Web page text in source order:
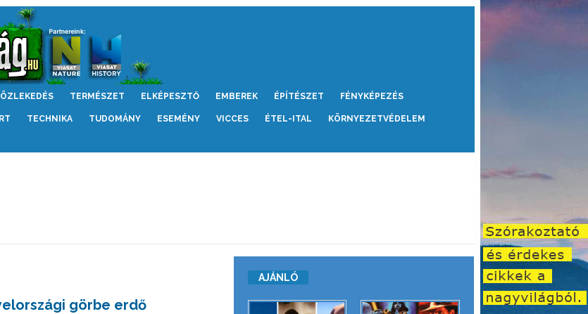
TERMÉSZET ELKÉPESZTŐ EMBEREK ÉPÍTÉSZET FÉNYKÉPEZÉS
TECHNIKA TUDOMÁNY ESEMÉNY VICCES ÉTEL-ITAL KÖRNYEZETVÉDELEM
görbe erdő
AJÁNLÓ